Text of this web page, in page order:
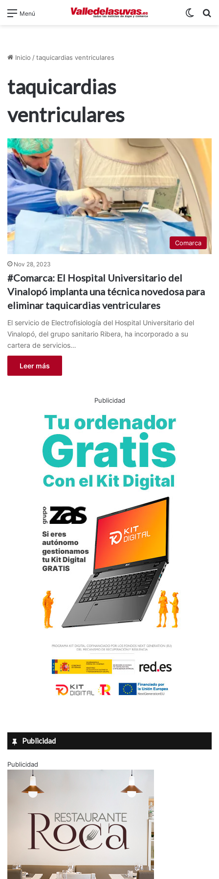
Menú
Inicio /taquicardias ventriculares
taquicardias
ventriculares
Comarca
Nov 28, 2023
#Comarca: El Hospital Universitario del
Vinalopó implanta una técnica novedosa para
eliminar taquicardias ventriculares
El servicio de Electrofisiología del Hospital Universitario del
Vinalopó, del grupo sanitario Ribera, ha incorporado a su
cartera de servicios…
Leer más
Publicidad
Publicidad
Publicidad